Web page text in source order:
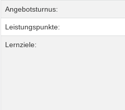
Angebotsturnus:
Leistungspunkte:
Lernziele: